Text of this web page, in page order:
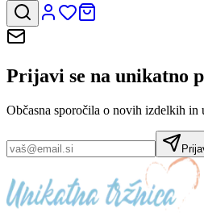
Prijavi se na unikatno
Občasna sporočila o novih izdelkih in